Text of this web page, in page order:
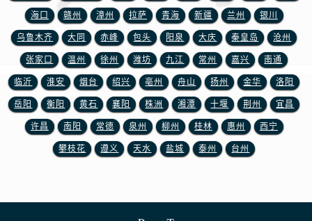
福建省莆田市城厢区霞林街道荔华东大道伯爵售后服务中心（需提前预约）
福建省三明市三元区东乾二路伯爵售后服务中心（需提前预约）
福建省漳州市龙文区步港路伯爵售后服务中心（需提前预约）
江苏省常州市新北区龙锦路1590号现代传媒中心5号楼10层1008室伯爵售后服务中心（需提前预约）
江苏省淮安市清江浦区淮海北路伯爵售后服务中心（需提前预约）
江苏省连云港市海州区通灌北路伯爵售后服务中心（需提前预约）
江苏省南京市秦淮区中山南路1号南京中心22层22-C1-C3室伯爵售后服务中心（需提前预约）
江苏省盐城市盐都区世纪大道5号盐城金融城写字楼1号楼16层1604室伯爵售后服务中心（需提前预约）
海口 赣州 漳州 拉萨 青海 新疆 兰州 银川
乌鲁木齐 大同 赤峰 包头 阳泉 大庆 秦皇岛 沧州
张家口 温州 徐州 潍坊 九江 常州 嘉兴 南通
临沂 淮安 烟台 绍兴 亳州 舟山 扬州 金华 洛阳
岳阳 衡阳 黄石 襄阳 株洲 湘潭 十堰 荆州 宜昌
许昌 南阳 常德 泉州 柳州 桂林 惠州 西宁
攀枝花 遵义 天水 盐城 泰州 台州